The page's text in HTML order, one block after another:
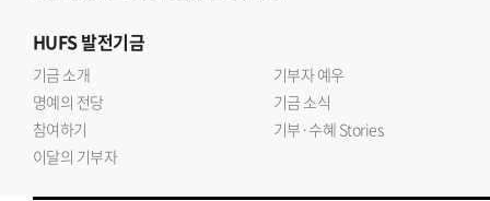
HUFS발전기금
기금 소개
기부자 예우
명예의 전당
기금 소식
참여하기
기부·수혜 Stories
이달의 기부자